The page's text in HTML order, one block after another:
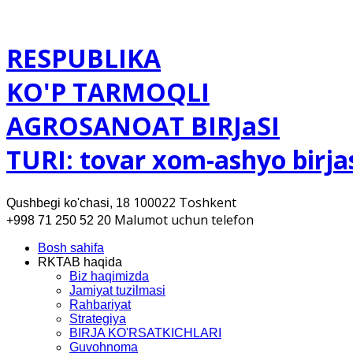
RESPUBLIKA
KO'P TARMOQLI
AGROSANOAT BIRJaSI
TURI: tovar xom-ashyo
Qushbegi ko'chasi, 18 100022 Toshkent
+998 71 250 52 20 Malumot uchun telefon
Bosh sahifa
RKTAB haqida
Biz haqimizda
Jamiyat tuzilmasi
Rahbariyat
Strategiya
BIRJA KO'RSATKICHLARI
Guvohnoma